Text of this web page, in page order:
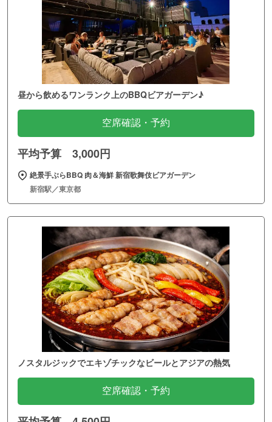
昼から飲めるワンランク上のBBQビアガーデン♪
空席確認・予約
平均予算 3,000円
絶景手ぶらBBQ 肉＆海鮮 新宿歌舞伎ビアガーデン
新宿駅／東京都
ノスタルジックでエキゾチックなビールとアジアの熱気
空席確認・予約